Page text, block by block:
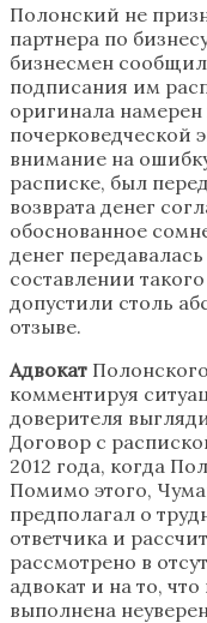
Полонский не
партнера по
бизнесмен сообщил
подписания им
оригинала намерен
почерковедческой
внимание на
расписке, был
возврата денег
обоснованное
денег
составлении
допустили столь
отзыве.
Адвокат Полонского
комментируя
доверителя
Договор с
2012 года, когда
Помимо этого,
предполагал о
ответчика и
рассмотрено в
адвокат и на то,
выполнена